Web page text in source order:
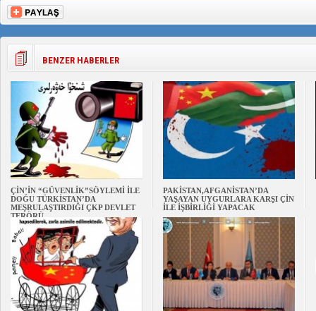
BENZER HABERLER
ÇİN’İN “GÜVENLİK”SÖYLEMİ İLE
DOĞU TÜRKİSTAN’DA
MEŞRULAŞTIRDIĞI ÇKP DEVLET
TERÖRÜ
PAKİSTAN,AFGANİSTAN’DA
YAŞAYAN UYGURLARA KARŞI ÇİN
İLE İŞBİRLİĞİ YAPACAK